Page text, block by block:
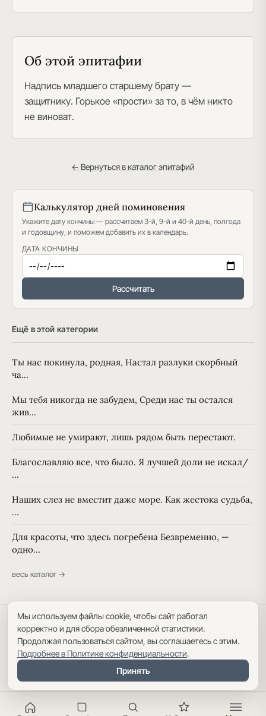
Об этой эпитафии
Надпись младшего старшему брату —
защитнику. Горькое «прости» за то, в чём никто
не виноват.
← Вернуться в каталог эпитафий
Калькулятор дней поминовения
Укажите дату кончины — рассчитаем 3-й, 9-й и 40-й день, полгода
и годовщину, и поможем добавить их в календарь.
ДАТА КОНЧИНЫ
Рассчитать
Ещё в этой категории
Ты нас покинула, родная, Настал разлуки скорбный
ча…
Мы тебя никогда не забудем, Среди нас ты остался
жив…
Любимые не умирают, лишь рядом быть перестают.
Благославляю все, что было. Я лучшей доли не искал/
…
Наших слез не вместит даже море. Как жестока судьба,
…
Для красоты, что здесь погребена Безвременно, —
одно…
весь каталог →
Политика конфиденциальности Пользовательское соглашение
Карта сайта
Мы используем файлы cookie, чтобы сайт работал
корректно и для сбора обезличенной статистики.
Продолжая пользоваться сайтом, вы соглашаетесь с этим.
Подробнее в Политике конфиденциальности.
Принять